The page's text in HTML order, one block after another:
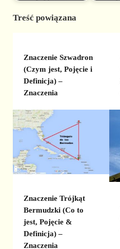
Treść powiązana
Znaczenie Szwadron
(Czym jest, Pojęcie i
Definicja) –
Znaczenia
Znaczenie Trójkąt
Bermudzki (Co to
jest, Pojęcie &
Definicja) –
Znaczenia